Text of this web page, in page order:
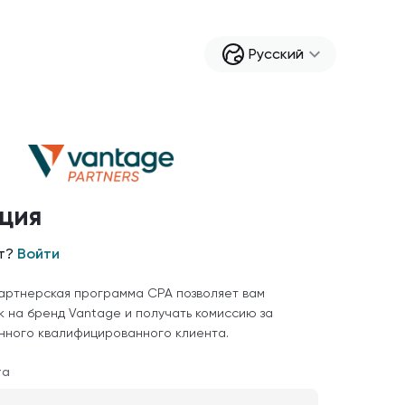
Русский
Войти
программа CPA позволяет вам
на бренд Vantage и получать комиссию за
квалифицированного клиента.